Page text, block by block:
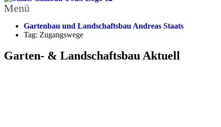
Menü
Gartenbau und Landschaftsbau Andreas Staats
Tag: Zugangswege
Garten- & Landschaftsbau Aktuell